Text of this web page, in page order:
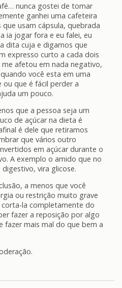
nunca gostei de tomar
ganhei uma cafeteira
que usam cápsula, quebrada
ia jogar fora e eu falei, eu
dita cuja e digamos que
expresso curto a cada dois
afetou em nada negativo,
você esta em uma
que é fácil perder a
um pouco.
que a pessoa seja um
de açúcar na dieta é
é dele que retiramos
que vários outro
em açúcar durante o
A exemplo o amido que no
vira glicose.
a menos que você
ou restrição muito grave
corta-la completamente do
fazer a reposição por algo
fazer mais mal do que bem a